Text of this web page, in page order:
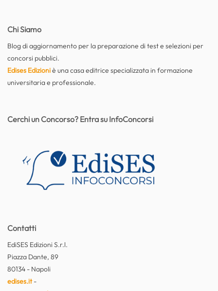
Chi Siamo
Blog di aggiornamento per la preparazione di test e selezioni per
concorsi pubblici.
Edises Edizioniè una casa editrice specializzata in formazione
universitaria e professionale.
Contatti
EdiSES Edizioni S.r.l.
Piazza Dante, 89
80134 - Napoli
edises.it-
Cerchi un Concorso? Entra su InfoConcorsi